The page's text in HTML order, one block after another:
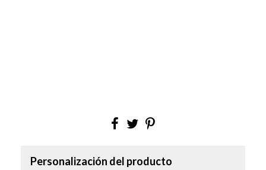
Personalización del producto